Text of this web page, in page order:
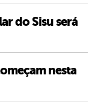
do Sisu será
nesta